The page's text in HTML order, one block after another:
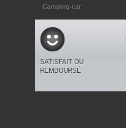
Camping-car
SATISFAIT OU
REMBOURSÉ